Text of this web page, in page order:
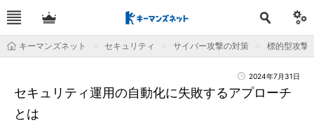
キーマンズネット セキュリティ サイバー攻撃の対策 標的型攻撃
2024年7月31日
セキュリティ運用の自動化に失敗するアプローチ
とは